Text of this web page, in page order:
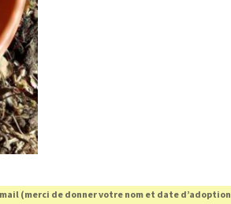
(merci de donner votre nom et date d’adoption